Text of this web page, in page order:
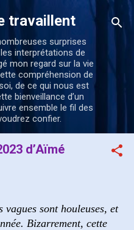
principal
travaillent
surprises
interprétations de
mon regard sur la vie
compréhension de
de ce qui nous est
bienveillance d’un
ensemble le fil des
confier.
d’Aïmé
sont houleuses, et
Bizarrement, cette